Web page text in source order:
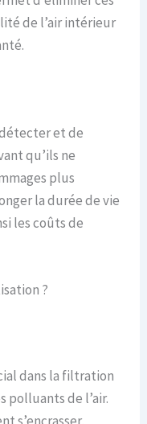
de l’air intérieur
et de
qu’ils ne
plus
la durée de vie
les coûts de
?
dans la filtration
polluants de l’air.